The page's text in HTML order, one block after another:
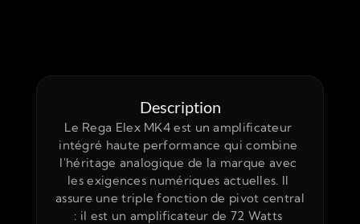
Description
Le Rega Elex MK4 est un amplificateur
intégré haute performance qui combine
l'héritage analogique de la marque avec
les exigences numériques actuelles. Il
assure une triple fonction de pivot central
: il est un amplificateur de 72 Watts